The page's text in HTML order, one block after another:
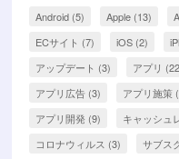
Android (5) Apple (13)
ECサイト (7) iOS (2)
アップデート (3) アプリ
アプリ広告 (3) アプリ施策
アプリ開発 (9) キャッシュ
コロナウィルス (3) サブス